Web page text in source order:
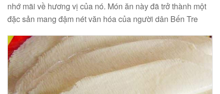
nhớ mãi về hương vị của nó. Món ăn này đã trở thành một
đặc sản mang đậm nét văn hóa của người dân Bến Tre